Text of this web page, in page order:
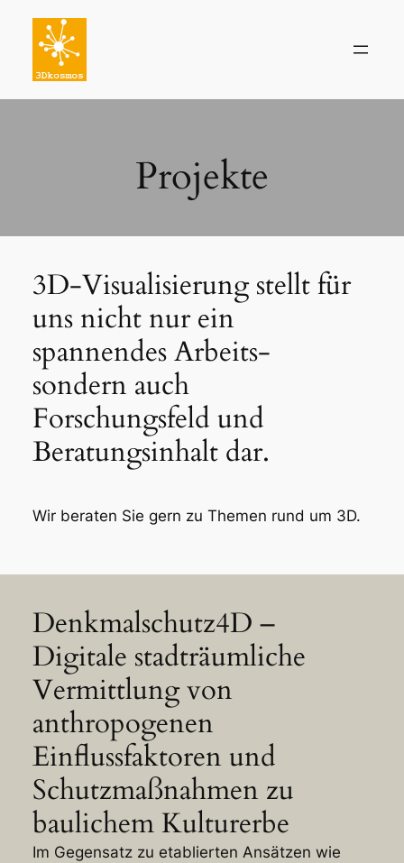
wechseln
Projekte
3D-Visualisierung stellt für
uns nicht nur ein
spannendes Arbeits-
sondern auch
Forschungsfeld und
Beratungsinhalt dar.
Wir beraten Sie gern zu Themen rund um 3D.
Denkmalschutz4D –
Digitale stadträumliche
Vermittlung von
anthropogenen
Einflussfaktoren und
Schutzmaßnahmen zu
baulichem Kulturerbe
Im Gegensatz zu etablierten Ansätzen wie